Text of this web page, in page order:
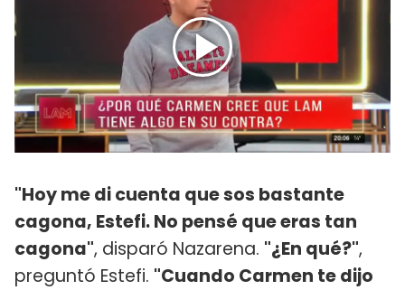
"Hoy me di cuenta que sos bastante
cagona, Estefi. No pensé que eras tan
cagona", disparó Nazarena. "¿En qué?",
preguntó Estefi. "Cuando Carmen te dijo